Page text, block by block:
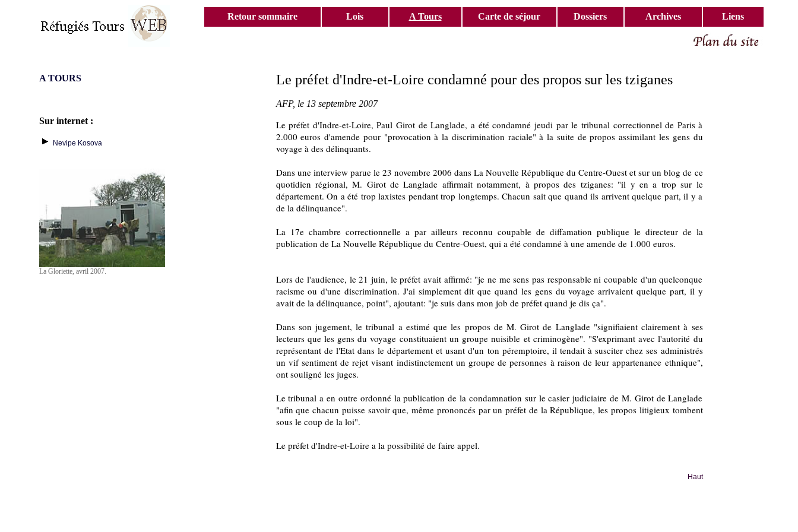
Retour sommaire Lois A Tours Carte de séjour Dossiers Archives Liens
A TOURS
Sur internet :
Nevipe Kosova
La Gloriette, avril 2007.
Le préfet d'Indre-et-Loire condamné pour des propos sur les tziganes
AFP, le 13 septembre 2007
Le préfet d'Indre-et-Loire, Paul Girot de Langlade, a été condamné jeudi par le tribunal correctionnel de Paris à
2.000 euros d'amende pour "provocation à la discrimination raciale" à la suite de propos assimilant les gens du
voyage à des délinquants.
Dans une interview parue le 23 novembre 2006 dans La Nouvelle République du Centre-Ouest et sur un blog de ce
quotidien régional, M. Girot de Langlade affirmait notamment, à propos des tziganes: "il y en a trop sur le
département. On a été trop laxistes pendant trop longtemps. Chacun sait que quand ils arrivent quelque part, il y a
de la délinquance".
La 17e chambre correctionnelle a par ailleurs reconnu coupable de diffamation publique le directeur de la
publication de La Nouvelle République du Centre-Ouest, qui a été condamné à une amende de 1.000 euros.
Lors de l'audience, le 21 juin, le préfet avait affirmé: "je ne me sens pas responsable ni coupable d'un quelconque
racisme ou d'une discrimination. J'ai simplement dit que quand les gens du voyage arrivaient quelque part, il y
avait de la délinquance, point", ajoutant: "je suis dans mon job de préfet quand je dis ça".
Dans son jugement, le tribunal a estimé que les propos de M. Girot de Langlade "signifiaient clairement à ses
lecteurs que les gens du voyage constituaient un groupe nuisible et criminogène". "S'exprimant avec l'autorité du
représentant de l'Etat dans le département et usant d'un ton péremptoire, il tendait à susciter chez ses administrés
un vif sentiment de rejet visant indistinctement un groupe de personnes à raison de leur appartenance ethnique",
ont souligné les juges.
Le tribunal a en outre ordonné la publication de la condamnation sur le casier judiciaire de M. Girot de Langlade
"afin que chacun puisse savoir que, même prononcés par un préfet de la République, les propos litigieux tombent
sous le coup de la loi".
Le préfet d'Indre-et-Loire a la possibilité de faire appel.
Haut